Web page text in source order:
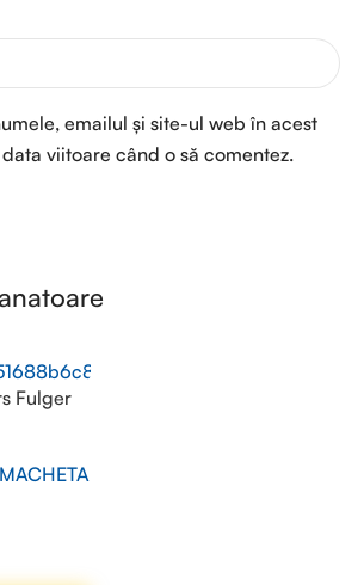
emailul și site-ul web în acest
viitoare când o să comentez.
Fulger
MACHETA